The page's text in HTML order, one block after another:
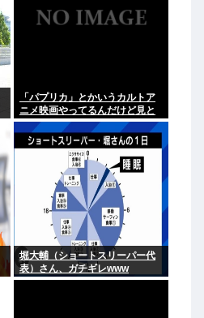
「パプリカ」とかいうカルトア
ニメ映画やってるんだけど見と
くべき？
堀大輔（ショートスリーパー代
表）さん、ガチギレwww